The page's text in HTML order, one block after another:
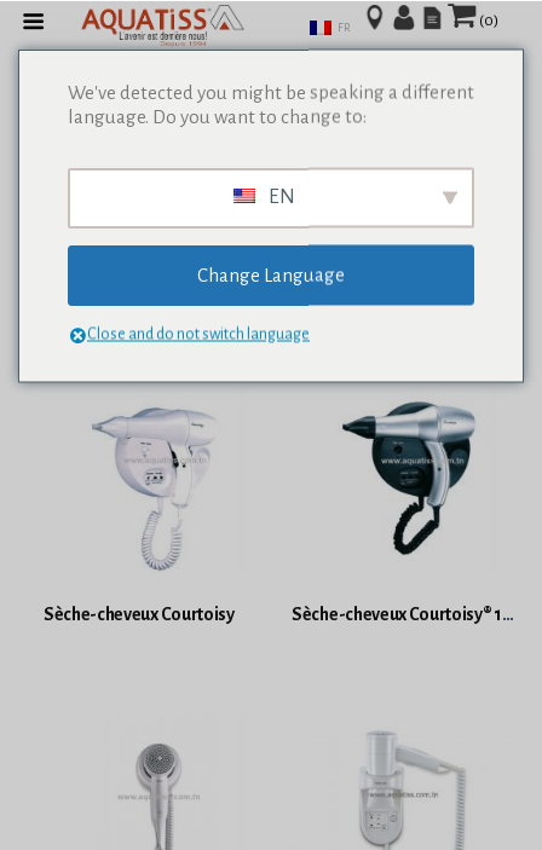
(0)
Sèche-cheveux Courtoisy Sèche-cheveux Courtoisy® 1200 W
FR
We've detected you might be speaking a different
language. Do you want to change to:
EN
Change Language
Close and do not switch language